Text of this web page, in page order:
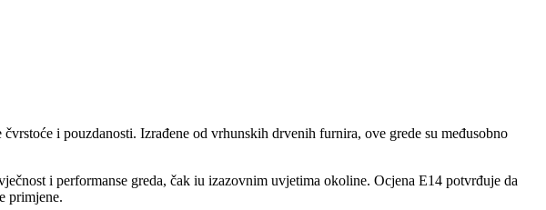
i pouzdanosti. Izrađene od vrhunskih drvenih furnira, ove grede su međusobno
i performanse greda, čak iu izazovnim uvjetima okoline. Ocjena E14 potvrđuje da
primjene.